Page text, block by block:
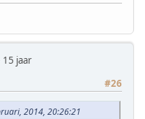
15 jaar
#26
2014, 20:26:21